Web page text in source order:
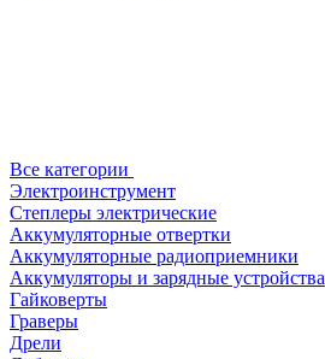
Все категории
Электроинструмент
Степлеры электрические
Аккумуляторные отвертки
Аккумуляторные радиоприемники
Аккумуляторы и зарядные устройства
Гайковерты
Граверы
Дрели